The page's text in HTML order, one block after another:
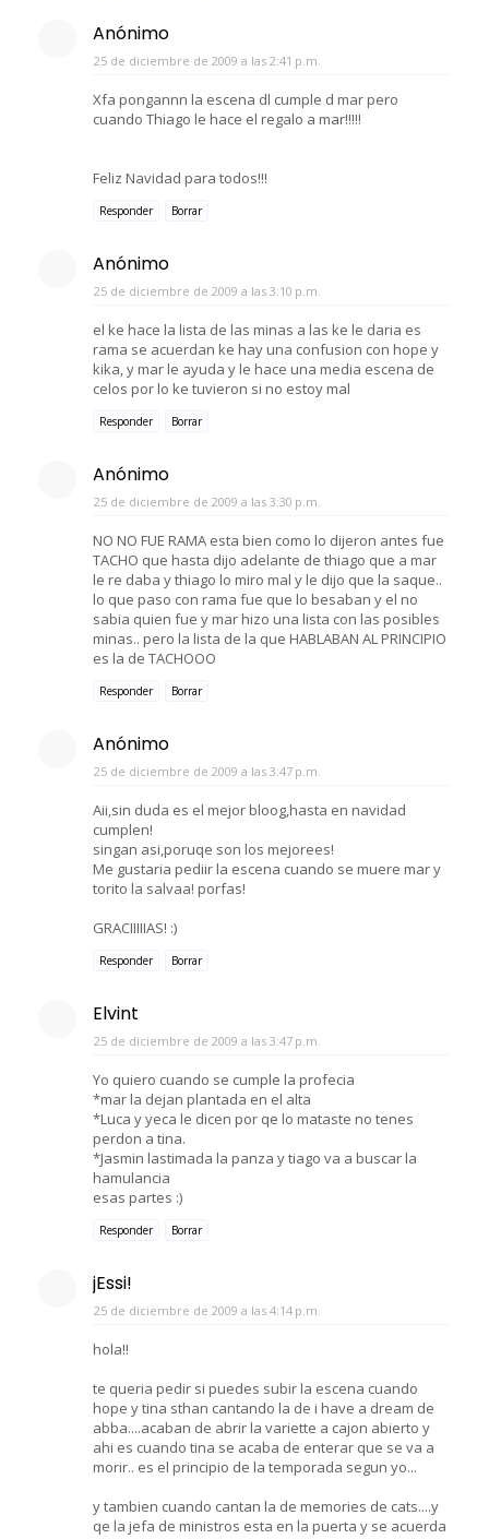
Anónimo
25 de diciembre de 2009 a las 2:41 p.m.
Xfa pongannn la escena dl cumple d mar pero
cuando Thiago le hace el regalo a mar!!!!!
Feliz Navidad para todos!!!
Responder Borrar
Anónimo
25 de diciembre de 2009 a las 3:10 p.m.
el ke hace la lista de las minas a las ke le daria es
rama se acuerdan ke hay una confusion con hope y
kika, y mar le ayuda y le hace una media escena de
celos por lo ke tuvieron si no estoy mal
Responder Borrar
Anónimo
25 de diciembre de 2009 a las 3:30 p.m.
NO NO FUE RAMA esta bien como lo dijeron antes fue
TACHO que hasta dijo adelante de thiago que a mar
le re daba y thiago lo miro mal y le dijo que la saque..
lo que paso con rama fue que lo besaban y el no
sabia quien fue y mar hizo una lista con las posibles
minas.. pero la lista de la que HABLABAN AL PRINCIPIO
es la de TACHOOO
Responder Borrar
Anónimo
25 de diciembre de 2009 a las 3:47 p.m.
Aii,sin duda es el mejor bloog,hasta en navidad
cumplen!
singan asi,poruqe son los mejorees!
Me gustaria pediir la escena cuando se muere mar y
torito la salvaa! porfas!
GRACIIIIIAS! :)
Responder Borrar
Elvint
25 de diciembre de 2009 a las 3:47 p.m.
Yo quiero cuando se cumple la profecia
*mar la dejan plantada en el alta
*Luca y yeca le dicen por qe lo mataste no tenes
perdon a tina.
*Jasmin lastimada la panza y tiago va a buscar la
hamulancia
esas partes :)
Responder Borrar
jEssi!
25 de diciembre de 2009 a las 4:14 p.m.
hola!!
te queria pedir si puedes subir la escena cuando
hope y tina sthan cantando la de i have a dream de
abba....acaban de abrir la variette a cajon abierto y
ahi es cuando tina se acaba de enterar que se va a
morir.. es el principio de la temporada segun yo...
y tambien cuando cantan la de memories de cats....y
qe la jefa de ministros esta en la puerta y se acuerda